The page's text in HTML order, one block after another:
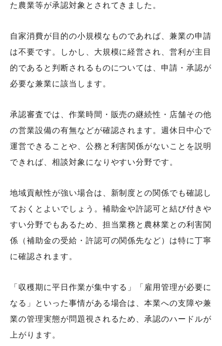
た農業等が承認対象とされてきました。
自家消費が目的の小規模なものであれば、兼業の申請
は不要です。しかし、大規模に経営され、営利が主目
的であると判断されるものについては、申請・承認が
必要な兼業に該当します。
承認審査では、作業時間・販売の継続性・店舗その他
の営業設備の有無などが確認されます。週休日中心で
運営できることや、公務と利害関係がないことを説明
できれば、相談対象になりやすい分野です。
地域貢献性が強い場合は、新制度との関係でも確認し
ておくとよいでしょう。補助金や許認可と結び付きや
すい分野でもあるため、担当業務と農林業との利害関
係（補助金の受給・許認可の関係先など）は特に丁寧
に確認されます。
「収穫期に平日作業が集中する」「雇用管理が必要に
なる」といった事情がある場合は、本業への支障や兼
業の管理実態が問題視されるため、承認のハードルが
上がります。